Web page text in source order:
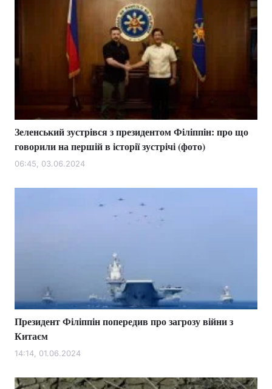
Зеленський зустрівся з президентом Філіппін: про що
говорили на першій в історії зустрічі (фото)
06:45, 03.06.2024
Президент Філіппін попередив про загрозу війни з
Китаєм
14:14, 01.06.2024